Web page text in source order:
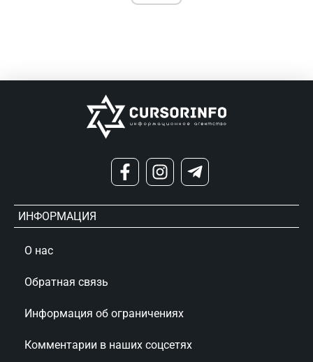
ИНФОРМАЦИЯ
О нас
Обратная связь
Информация об ограничениях
Комментарии в наших соцсетях